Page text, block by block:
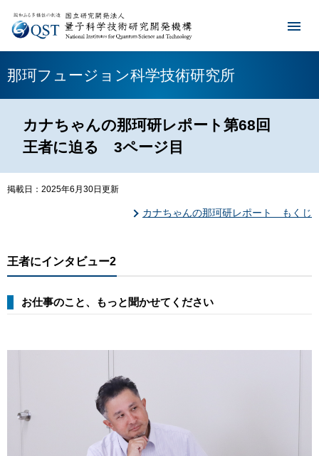
那珂フュージョン科学技術研究所
カナちゃんの那珂研レポート第68回
王者に迫る 3ページ目
掲載日：2025年6月30日更新
カナちゃんの那珂研レポート もくじ
王者にインタビュー2
お仕事のこと、もっと聞かせてください